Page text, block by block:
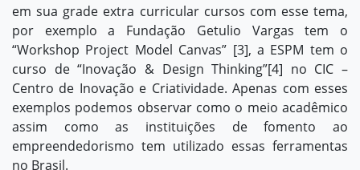
em sua grade extra curricular cursos com esse tema,
por exemplo a Fundação Getulio Vargas tem o
“Workshop Project Model Canvas” [3], a ESPM tem o
curso de “Inovação & Design Thinking”[4] no CIC –
Centro de Inovação e Criatividade. Apenas com esses
exemplos podemos observar como o meio acadêmico
assim como as instituições de fomento ao
empreendedorismo tem utilizado essas ferramentas
no Brasil.